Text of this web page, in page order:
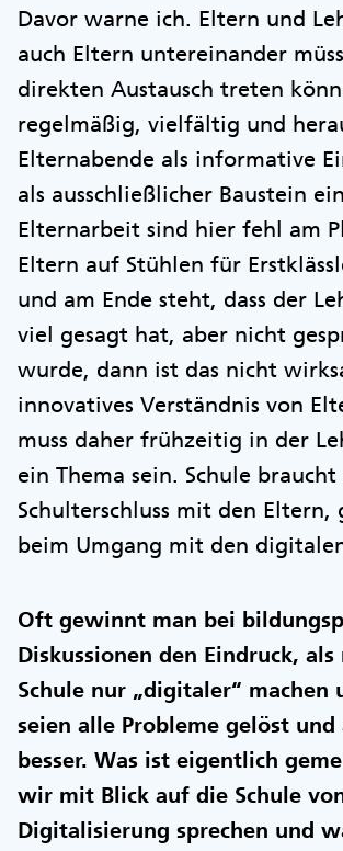
Davor warne ich. Eltern und
auch Eltern untereinander
direkten Austausch treten
regelmäßig, vielfältig und
Elternabende als informative
als ausschließlicher Baustein
Elternarbeit sind hier fehl am
Eltern auf Stühlen für
und am Ende steht, dass der
viel gesagt hat, aber nicht
wurde, dann ist das nicht
innovatives Verständnis von
muss daher frühzeitig in der
ein Thema sein. Schule
Schulterschluss mit den Eltern,
beim Umgang mit den
Oft gewinnt man bei
Diskussionen den Eindruck, als
Schule nur „digitaler“ machen
seien alle Probleme gelöst und
besser. Was ist eigentlich
wir mit Blick auf die Schule
Digitalisierung sprechen und